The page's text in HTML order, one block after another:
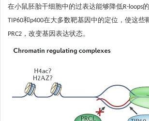
在小鼠胚胎干细胞中的过表达能够降低R-loops
TIP60和p400在大多数靶基因中的定位，使这些
PRC2，改变基因表达状态。